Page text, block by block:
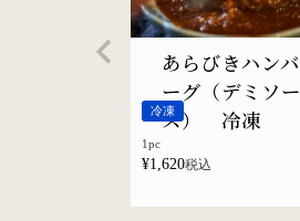
あらびきハンバ
ーグ（デミソー
ス） 冷凍
冷凍
1pc
¥1,620税込